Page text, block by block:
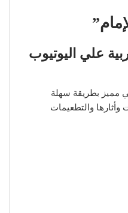
علي اليوتيوب
مميز بطريقة سهلة
والتطعيمات